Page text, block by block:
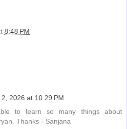
8:48 PM
2026 at 10:29 PM
to learn so many things about
Thanks - Sanjana